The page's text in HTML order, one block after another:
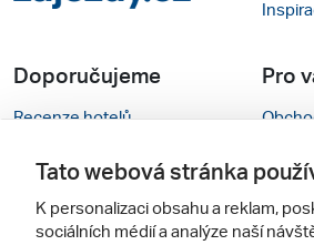
Doporučujeme
Recenze hotelů
Rady na cestu
Cestovní kanceláře
Pro
Tato webová stránka
K personalizaci obsahu a reklam,
sociálních médií a analýze naší